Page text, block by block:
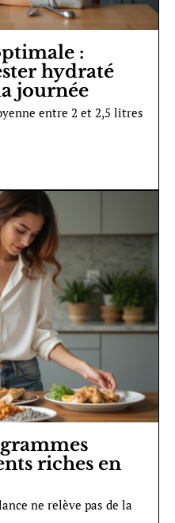
:
hydraté
journée
entre 2 et 2,5 litres
riches en
ne relève pas de la